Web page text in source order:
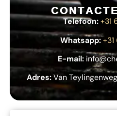
Telefoon: +31
Whatsapp:
E-mail:
Adres:Van